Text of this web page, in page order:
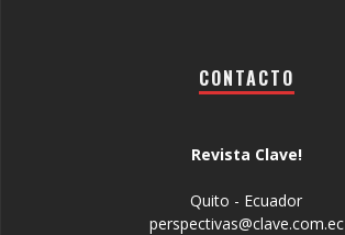
CONTACTO
Revista Clave!
Quito - Ecuador
perspectivas@clave.com.ec